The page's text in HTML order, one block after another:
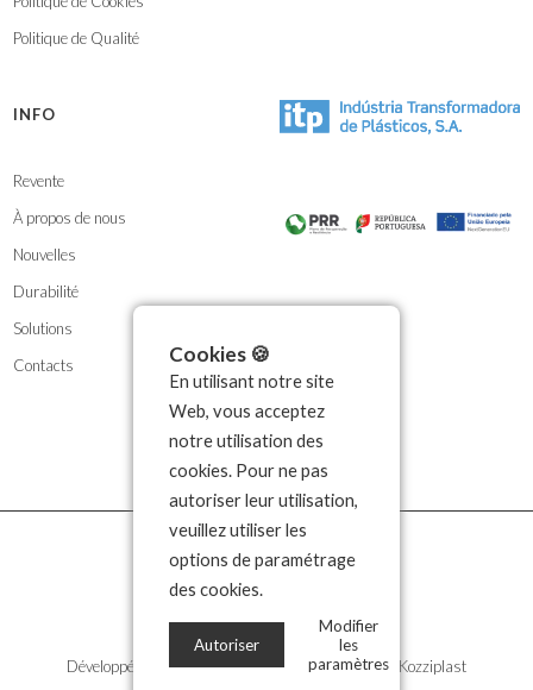
Cookies 🍪
En utilisant notre site
Web, vous acceptez
notre utilisation des
cookies. Pour ne pas
autoriser leur utilisation,
veuillez utiliser les
options de paramétrage
des cookies.
Autoriser
Modifier
les
paramètres
Politique de Qualité
INFO
Revente
À propos de nous
Nouvelles
Durabilité
Solutions
Contacts
Développé par Propullse| 2026 © Droits d'auteur Kozziplast